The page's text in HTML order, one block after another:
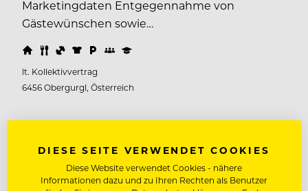
Marketingdaten Entgegennahme von
Gästewünschen sowie…
lt. Kollektivvertrag
6456 Obergurgl, Österreich
TOP-JOBS
DIESE SEITE VERWENDET COOKIES
Diese Website verwendet Cookies - nähere
Informationen dazu und zu Ihren Rechten als Benutzer